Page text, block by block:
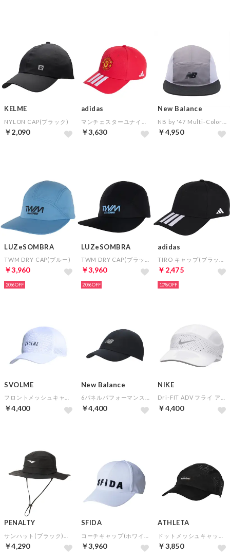
KELME
NYLON CAP(ブラック)
￥2,090
adidas
￥3,630
New Balance
￥4,950
LUZeSOMBRA
TWM DRY CAP(ブルー)
￥3,960
20%
LUZeSOMBRA
￥3,960
20%
adidas
￥2,475
10%
SVOLME
￥4,400
New Balance
￥4,400
NIKE
￥4,400
PENALTY
￥4,290
SFIDA
￥3,960
ATHLETA
￥3,850